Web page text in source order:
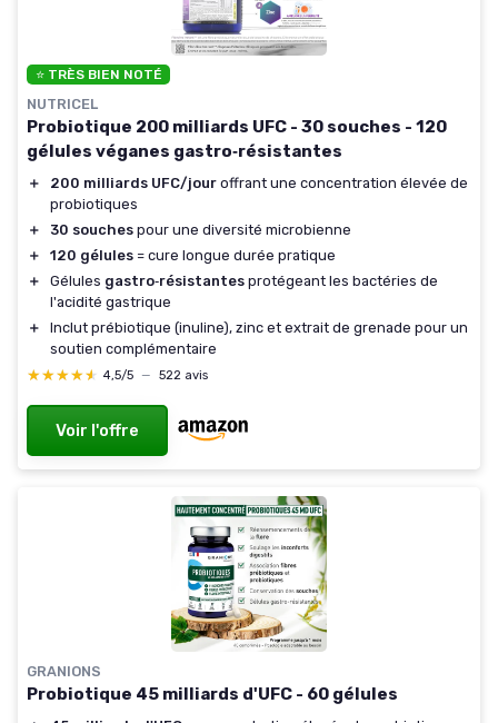
⭐ TRÈS BIEN NOTÉ
NUTRICEL
Probiotique 200 milliards UFC - 30 souches - 120
gélules véganes gastro‑résistantes
＋ 200 milliards UFC/jour offrant une concentration élevée de
probiotiques
＋
30 souches pour une diversité microbienne
＋
120 gélules = cure longue durée pratique
＋
Gélules gastro‑résistantes protégeant les bactéries de
l'acidité gastrique
＋
Inclut prébiotique (inuline), zinc et extrait de grenade pour un
soutien complémentaire
★★★★★
★★★★★ 4,5/5 — 522 avis
Voir l'offre
GRANIONS
Probiotique 45 milliards d'UFC - 60 gélules